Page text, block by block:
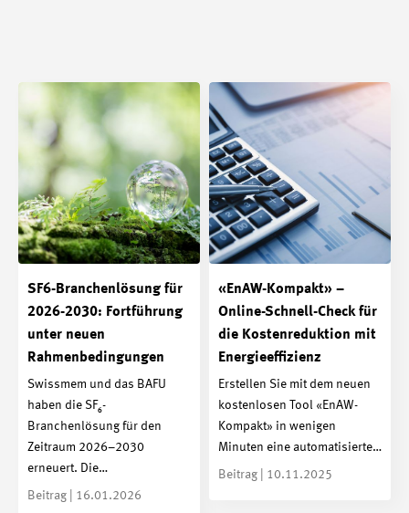
SF6-Branchenlösung für
2026-2030: Fortführung
unter neuen
Rahmenbedingungen
Swissmem und das BAFU
haben die SF₆-
Branchenlösung für den
Zeitraum 2026–2030
erneuert. Die…
Beitrag | 16.01.2026
«EnAW-Kompakt» –
Online-Schnell-Check für
die Kostenreduktion mit
Energieeffizienz
Erstellen Sie mit dem neuen
kostenlosen Tool «EnAW-
Kompakt» in wenigen
Minuten eine automatisierte…
Beitrag | 10.11.2025